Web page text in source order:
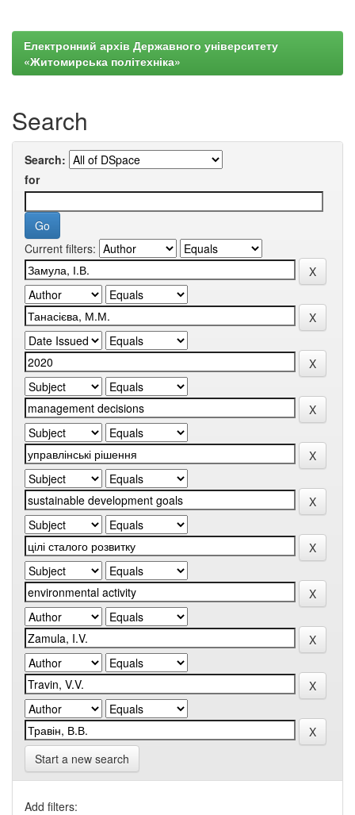
Електронний архів Державного університету
«Житомирська політехніка»
Search
Search:
for
Current filters:
Start a new search
Add filters: